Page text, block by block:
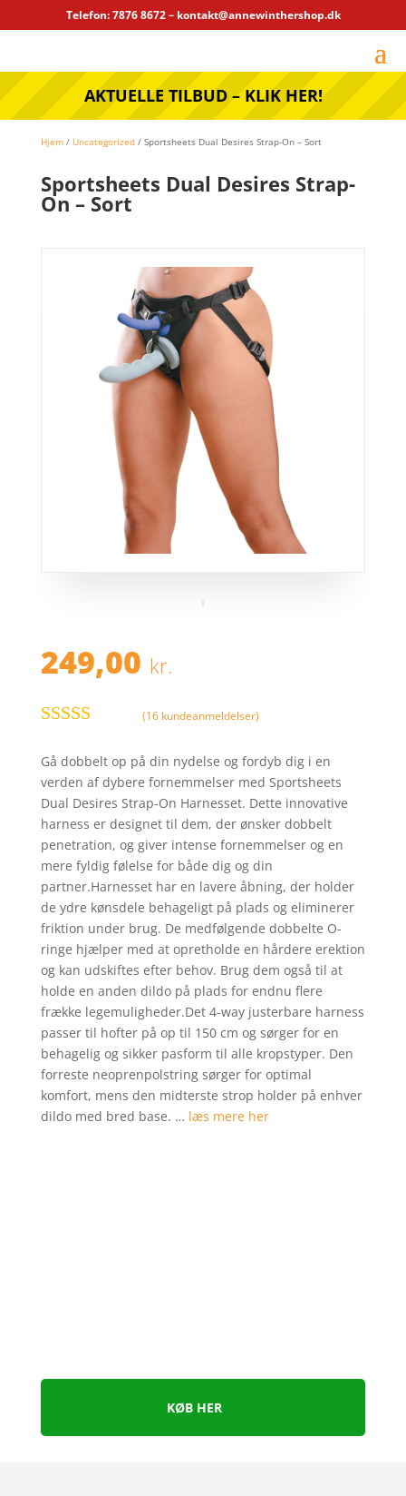
Telefon: 7876 8672 – kontakt@annewinthershop.dk
AKTUELLE TILBUD – KLIK HER!
Hjem/ Uncategorized/ Sportsheets Dual Desires Strap-On – Sort
Sportsheets Dual Desires Strap-
On – Sort
249,00 kr.
som4.2ud
af 5
baseret på
kundebedø
mmelser
(16kundeanmeldelser)
Gå dobbelt op på din nydelse og fordyb dig i en
verden af dybere fornemmelser med Sportsheets
Dual Desires Strap-On Harnesset. Dette innovative
harness er designet til dem, der ønsker dobbelt
penetration, og giver intense fornemmelser og en
mere fyldig følelse for både dig og din
partner.Harnesset har en lavere åbning, der holder
de ydre kønsdele behageligt på plads og eliminerer
friktion under brug. De medfølgende dobbelte O-
ringe hjælper med at opretholde en hårdere erektion
og kan udskiftes efter behov. Brug dem også til at
holde en anden dildo på plads for endnu flere
frække legemuligheder.Det 4-way justerbare harness
passer til hofter på op til 150 cm og sørger for en
behagelig og sikker pasform til alle kropstyper. Den
forreste neoprenpolstring sørger for optimal
komfort, mens den midterste strop holder på enhver
dildo med bred base. … læs mere her
KØB HER